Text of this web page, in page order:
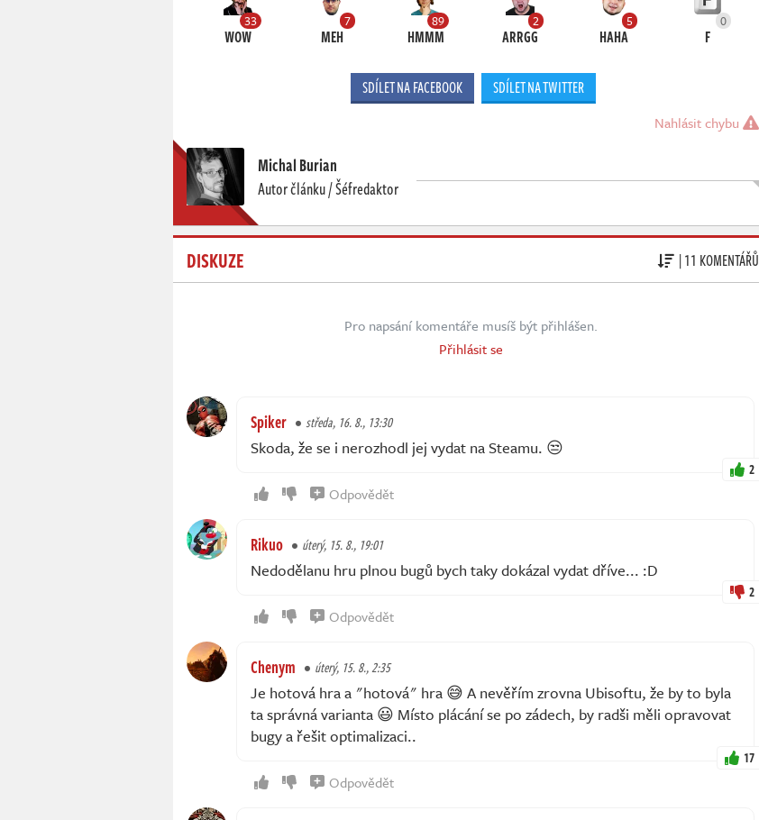
33
WOW
7
MEH
89
HMMM
2
ARRGG
5
HAHA
0
F
SDÍLET NA FACEBOOK SDÍLET NA TWITTER
Nahlásit chybu
Michal Burian
Autor článku / Šéfredaktor
DISKUZE | 11 KOMENTÁŘŮ
Pro napsání komentáře musíš být přihlášen.
Přihlásit se
Spiker středa, 16. 8., 13:30
Skoda, že se i nerozhodl jej vydat na Steamu. 😒
2
Odpovědět
Rikuo úterý, 15. 8., 19:01
Nedodělanu hru plnou bugů bych taky dokázal vydat dříve... :D
2
Odpovědět
Chenym úterý, 15. 8., 2:35
Je hotová hra a "hotová" hra 😅 A nevěřím zrovna Ubisoftu, že by to byla
ta správná varianta 😃 Místo plácání se po zádech, by radši měli opravovat
bugy a řešit optimalizaci..
17
Odpovědět